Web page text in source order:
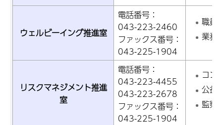
ウェルビーイング推進室
電話番号：
043-223-2460
ファックス番号：
043-225-1904
職員
業務
リスクマネジメント推進
室
電話番号：
043-223-4455
043-223-2678
ファックス番号：
043-225-1904
コン
公益
監察